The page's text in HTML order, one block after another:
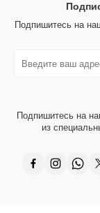
Kazee, изготовлены
изделиях
Аксессуар с
Спасибо, что
оптовый сайт Kazee
Подпишитесь на
Подпишитесь на
из